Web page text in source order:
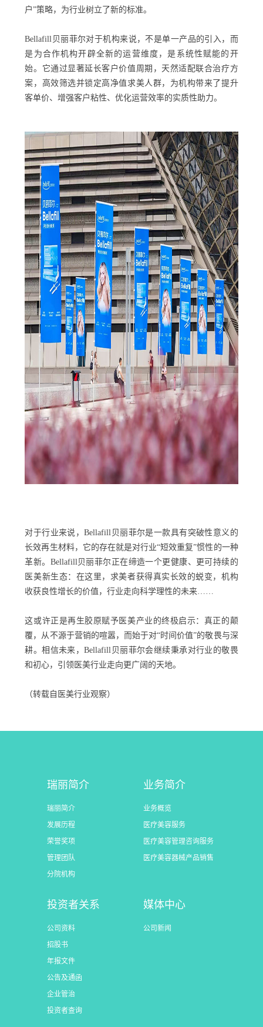
户”策略，为行业树立了新的标准。
Bellafill贝丽菲尔对于机构来说，不是单一产品的引入，而
是为合作机构开辟全新的运营维度，是系统性赋能的开
始。它通过显著延长客户价值周期，天然适配联合治疗方
案，高效筛选并锁定高净值求美人群，为机构带来了提升
客单价、增强客户粘性、优化运营效率的实质性助力。
对于行业来说，Bellafill贝丽菲尔是一款具有突破性意义的
长效再生材料，它的存在就是对行业“短效重复”惯性的一种
革新。Bellafill贝丽菲尔正在缔造一个更健康、更可持续的
医美新生态：在这里，求美者获得真实长效的蜕变，机构
收获良性增长的价值，行业走向科学理性的未来……
这或许正是再生胶原赋予医美产业的终极启示：真正的颠
覆，从不源于营销的喧嚣，而始于对“时间价值”的敬畏与深
耕。相信未来，Bellafill贝丽菲尔会继续秉承对行业的敬畏
和初心，引领医美行业走向更广阔的天地。
（转载自医美行业观察）
瑞丽简介
瑞丽简介
发展历程
荣誉奖项
管理团队
分院机构
业务简介
业务概览
医疗美容服务
医疗美容管理咨询服务
医疗美容器械产品销售
投资者关系
公司资料
招股书
年报文件
公告及通函
企业管治
投资者查询
媒体中心
公司新闻